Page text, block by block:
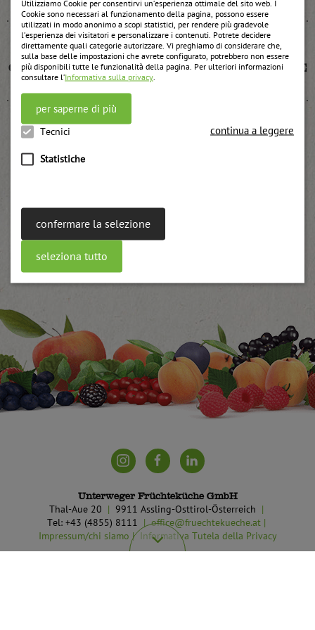
Utilizziamo Cookie per consentirvi un’esperienza ottimale del sito web. I
Cookie sono necessari al funzionamento della pagina, possono essere
utilizzati in modo anonimo a scopi statistici, per rendere più gradevole
l’esperienza dei visitatori e personalizzare i contenuti. Potrete decidere
direttamente quali categorie autorizzare. Vi preghiamo di considerare che,
sulla base delle impostazioni che avrete configurato, potrebbero non essere
più disponibili tutte le funzionalità della pagina. Per ulteriori informazioni
consultare l’Informativa sulla privacy
per saperne di più
Tecnici
Statistiche
continua a leggere
confermare la selezione
seleziona tutto
Confettura UWE di fragole passate e per cottura UWE
weitere Informationen
Unterweger Früchteküche GmbH
Thal-Aue 20
9911 Assling-Osttirol-Österreich
Tel: +43 (4855) 8111
office@fruechtekueche.at
Impressum/chi siamo
Informativa Tutela della Privacy